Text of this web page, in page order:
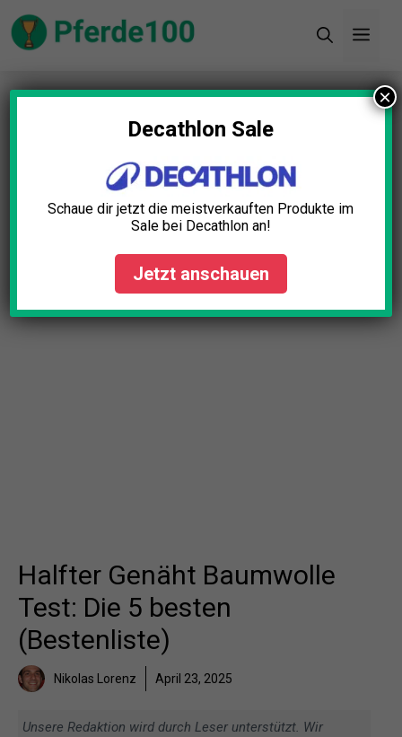
Zum
Inhalt
Startseite»Blog»Halfter Genäht Baumwolle
Test: Die 5 besten (Bestenliste)
Halfter Genäht Baumwolle
Test: Die 5 besten
(Bestenliste)
Nikolas Lorenz April 23, 2025
Unsere Redaktion wird durch Leser unterstützt. Wir
Decathlon Sale
Schaue dir jetzt die meistverkauften Produkte im
Sale bei Decathlon an!
Jetzt anschauen
×